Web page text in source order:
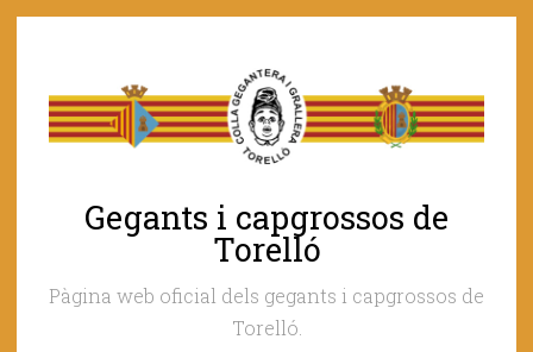
to
content
Gegants i capgrossos de
Torelló
Pàgina web oficial dels gegants i capgrossos de
Torelló.